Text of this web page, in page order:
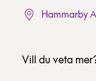
Hammarby
Vill du veta